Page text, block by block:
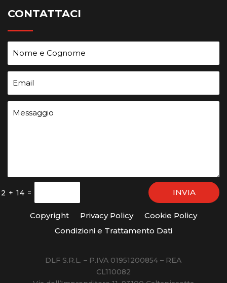
CONTATTACI
2 + 14 = INVIA
Copyright Privacy Policy
Cookie Policy
Condizioni e Trattamento Dati
DLF S.R.L. – P.IVA 01951200854 – REA
CL110082